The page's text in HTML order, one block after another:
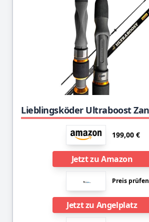
199,00 €
Jetzt zu Amazon
Preis prüfen
Jetzt zu Angelplatz